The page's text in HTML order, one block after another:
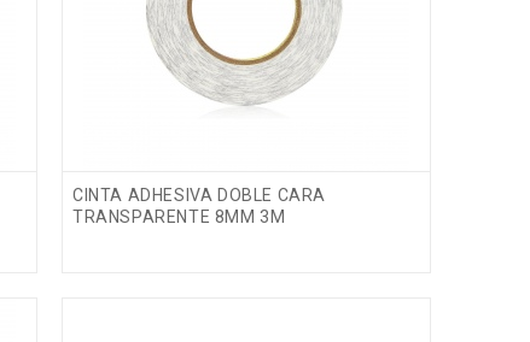
CINTA ADHESIVA DOBLE CARA
TRANSPARENTE 8MM 3M